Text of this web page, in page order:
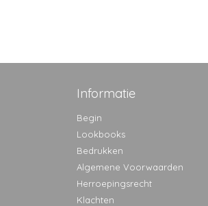
Informatie
Begin
Lookbooks
Bedrukken
Algemene Voorwaarden
Herroepingsrecht
Klachten